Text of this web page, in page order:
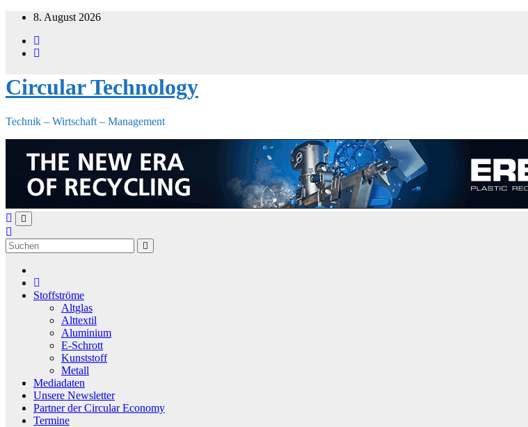
Zum
springen
8. August 2026
Circular Technology
Technik – Wirtschaft – Management
Stoffströme
Altglas
Alttextil
Aluminium
E-Schrott
Kunststoff
Metall
Mediadaten
Unsere Newsletter
Partner der Circular Economy
Termine